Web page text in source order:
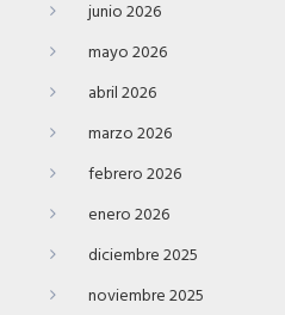
junio 2026
mayo 2026
abril 2026
marzo 2026
febrero 2026
enero 2026
diciembre 2025
noviembre 2025